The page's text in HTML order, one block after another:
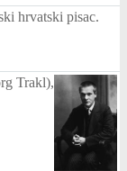
hrvatski pisac.
Trakl),